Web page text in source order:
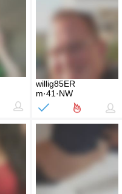
willig85ER
m·41·NW